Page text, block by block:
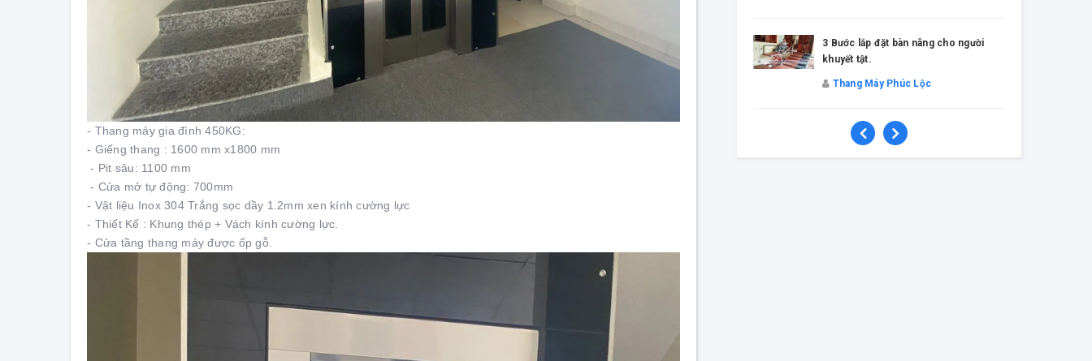
- Thang máy gia đình 450KG:
- Giếng thang : 1600 mm x1800 mm
- Pit sâu: 1100 mm
- Cửa mở tự động: 700mm
- Vật liệu Inox 304 Trắng sọc dầy 1.2mm xen kính cường lực
- Thiết Kế : Khung thép + Vách kính cường lực.
- Cửa tầng thang máy được ốp gỗ.
KHÁNH 2-9
Thang Máy Phúc Lộc
3 Bước lắp đặt bàn nâng cho người
khuyết tật.
Thang Máy Phúc Lộc